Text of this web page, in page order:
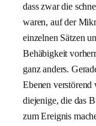
dass zwar die
waren, auf der
einzelnen Sätzen
Behäbigkeit
ganz anders.
Ebenen verstörend
diejenige, die das
zum Ereignis